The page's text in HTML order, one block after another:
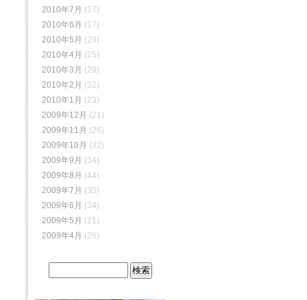
2010年7月 (17)
2010年6月 (17)
2010年5月 (29)
2010年4月 (25)
2010年3月 (29)
2010年2月 (32)
2010年1月 (23)
2009年12月 (21)
2009年11月 (26)
2009年10月 (32)
2009年9月 (34)
2009年8月 (44)
2009年7月 (35)
2009年6月 (34)
2009年5月 (21)
2009年4月 (26)